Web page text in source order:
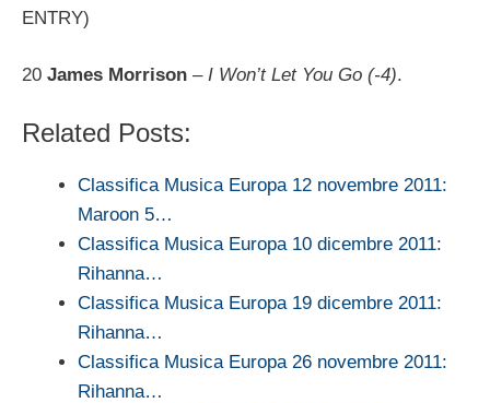
ENTRY)
20 James Morrison –I Won’t Let You Go (-4).
Related Posts:
Classifica Musica Europa 12 novembre 2011:
Maroon 5…
Classifica Musica Europa 10 dicembre 2011:
Rihanna…
Classifica Musica Europa 19 dicembre 2011:
Rihanna…
Classifica Musica Europa 26 novembre 2011:
Rihanna…